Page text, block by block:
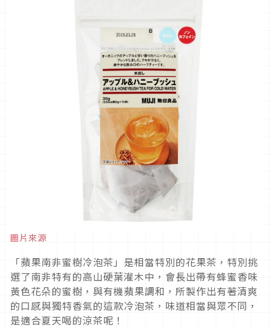
圖片來源
「蘋果南非蜜樹冷泡茶」是相當特別的花果茶，特別挑
選了南非特有的高山硬葉灌木中，會長出帶有蜂蜜香味
黃色花朵的蜜樹，與有機蘋果調和，所製作出有著清爽
的口感與獨特香氣的這款冷泡茶，味道相當與眾不同，
是適合夏天喝的涼茶呢！